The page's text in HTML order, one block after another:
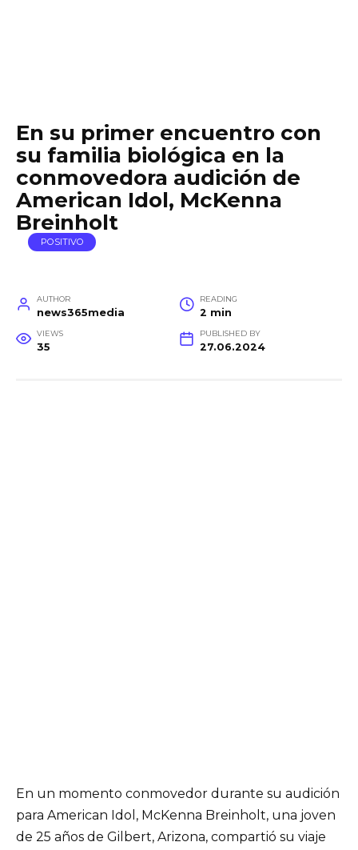
En su primer encuentro con
su familia biológica en la
conmovedora audición de
American Idol, McKenna
Breinholt
POSITIVO
AUTHOR
news365media
READING
2 min
VIEWS
35
PUBLISHED BY
27.06.2024
En un momento conmovedor durante su audición
para American Idol, McKenna Breinholt, una joven
de 25 años de Gilbert, Arizona, compartió su viaje